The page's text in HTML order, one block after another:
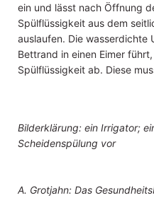
ein und lässt nach Öffnung
Spülflüssigkeit aus dem
auslaufen. Die wasserdichte
Bettrand in einen Eimer
Spülflüssigkeit ab. Diese
Bilderklärung: ein Irrigator;
Scheidenspülung vor
A. Grotjahn: Das